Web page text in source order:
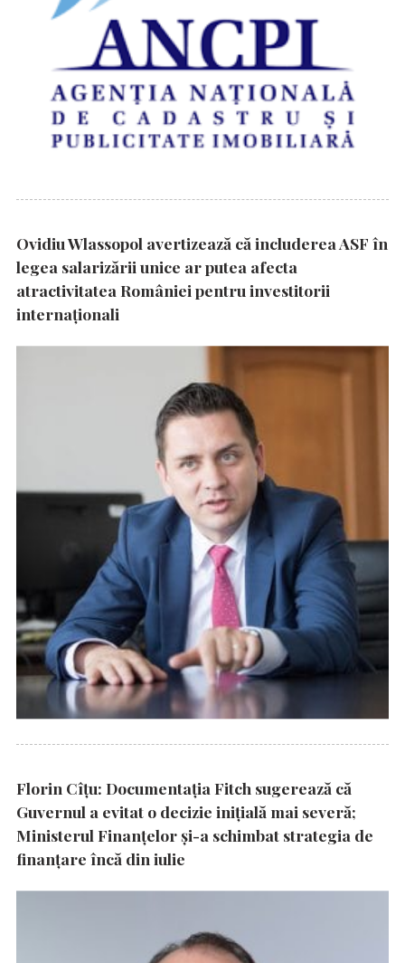
Ovidiu Wlassopol avertizează că includerea ASF în
legea salarizării unice ar putea afecta
atractivitatea României pentru investitorii
internaționali
Florin Cîțu: Documentația Fitch sugerează că
Guvernul a evitat o decizie inițială mai severă;
Ministerul Finanțelor și-a schimbat strategia de
finanțare încă din iulie